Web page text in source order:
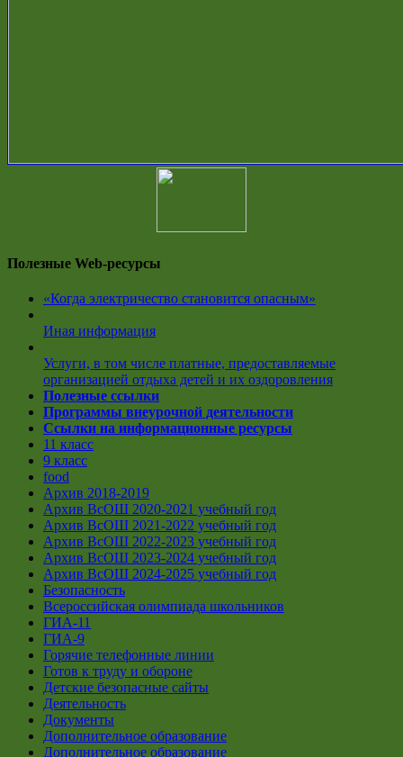
Полезные Web-ресурсы
«Когда электричество становится опасным»
Иная информация
Услуги, в том числе платные, предоставляемые
организацией отдыха детей и их оздоровления
Полезные ссылки
Программы внеурочной деятельности
Ссылки на информационные ресурсы
11 класс
9 класс
food
Архив 2018-2019
Архив ВсОШ 2020-2021 учебный год
Архив ВсОШ 2021-2022 учебный год
Архив ВсОШ 2022-2023 учебный год
Архив ВсОШ 2023-2024 учебный год
Архив ВсОШ 2024-2025 учебный год
Безопасность
Всероссийская олимпиада школьников
ГИА-11
ГИА-9
Горячие телефонные линии
Готов к труду и обороне
Детские безопасные сайты
Деятельность
Документы
Дополнительное образование
Дополнительное образование